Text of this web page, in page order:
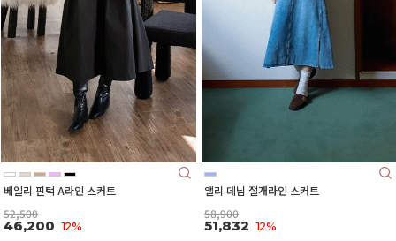
베일리 핀턱 A라인 스커트
52,500
46,200 12%
앨리 데님 절개라인 스커트
58,900
51,832 12%